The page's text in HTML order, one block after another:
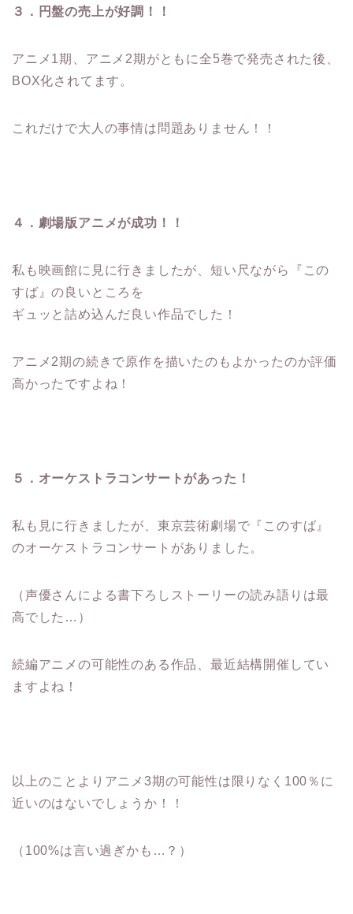
３．円盤の売上が好調！！
アニメ1期、アニメ2期がともに全5巻で発売された後、
BOX化されてます。
これだけで大人の事情は問題ありません！！
４．劇場版アニメが成功！！
私も映画館に見に行きましたが、短い尺ながら『この
すば』の良いところを
ギュッと詰め込んだ良い作品でした！
アニメ2期の続きで原作を描いたのもよかったのか評価
高かったですよね！
５．オーケストラコンサートがあった！
私も見に行きましたが、東京芸術劇場で『このすば』
のオーケストラコンサートがありました。
（声優さんによる書下ろしストーリーの読み語りは最
高でした…）
続編アニメの可能性のある作品、最近結構開催してい
ますよね！
以上のことよりアニメ3期の可能性は限りなく100％に
近いのはないでしょうか！！
（100%は言い過ぎかも…？）